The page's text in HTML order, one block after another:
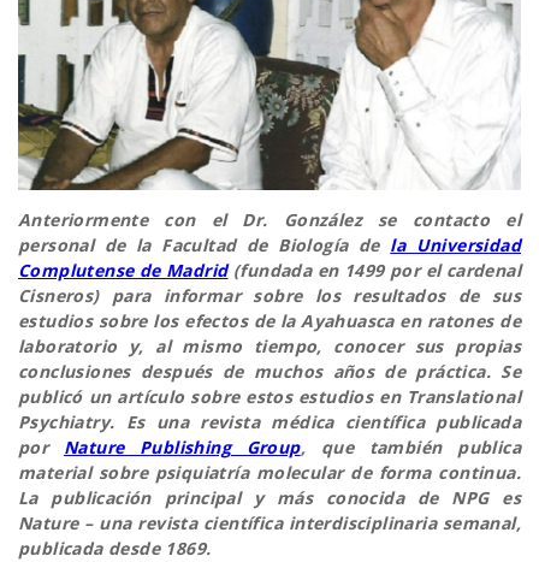
Anteriormente con el Dr. González se contacto el
personal de la Facultad de Biología de la Universidad
Complutense de Madrid(fundada en 1499 por el cardenal
Cisneros) para informar sobre los resultados de sus
estudios sobre los efectos de la Ayahuasca en ratones de
laboratorio y, al mismo tiempo, conocer sus propias
conclusiones después de muchos años de práctica. Se
publicó un artículo sobre estos estudios en Translational
Psychiatry. Es una revista médica científica publicada
por Nature Publishing Group, que también publica
material sobre psiquiatría molecular de forma continua.
La publicación principal y más conocida de NPG es
Nature – una revista científica interdisciplinaria semanal,
publicada desde 1869.